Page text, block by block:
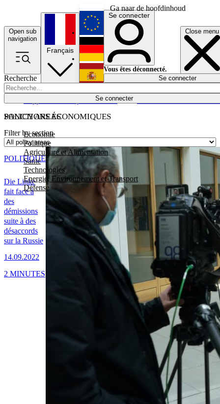
Ga naar de hoofdinhoud
Open sub
navigation
Close menu
Recherche
Se connecter
POLICY AREAS
Economie
Politique
Agriculture et Alimentation
Santé
Technologies
Energie, Environnement et Transport
Défense
Économie
Français
English
Deutsch
Español
Se connecter
Vous êtes déconnecté.
Se connecter
SANCTIONS ÉCONOMIQUES
Filter by section
Die Linke
fait face à
des
démissions
suite à des
désaccords
sur la Russie
14.09.2022
POLITIQUE
2 MINUTES